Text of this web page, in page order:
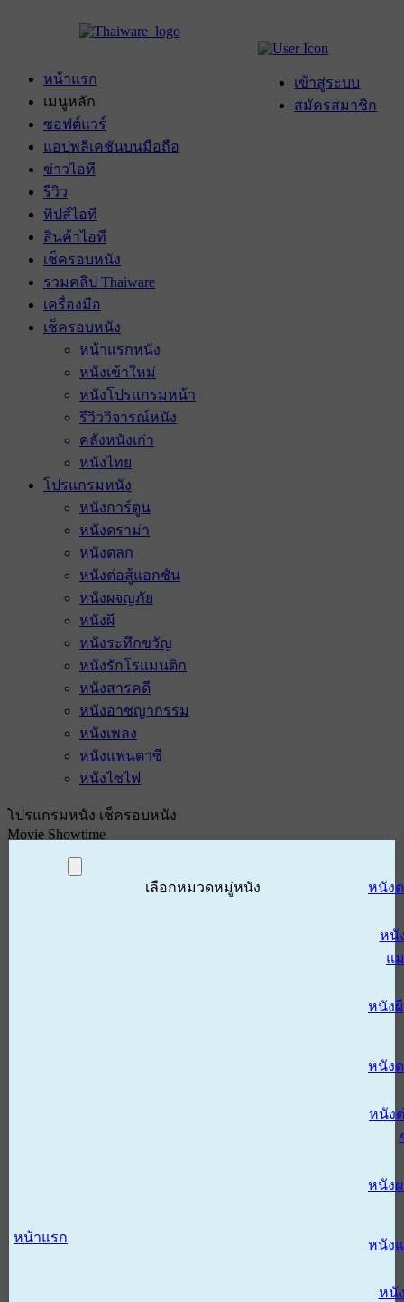
เข้าสู่ระบบ
สมัครสมาชิก
หน้าแรก
เมนูหลัก
ซอฟต์แวร์
แอปพลิเคชันบนมือถือ
ข่าวไอที
รีวิว
ทิปส์ไอที
สินค้าไอที
เช็ครอบหนัง
รวมคลิป Thaiware
เครื่องมือ
เช็ครอบหนัง
หน้าแรกหนัง
หนังเข้าใหม่
หนังโปรแกรมหน้า
รีวิววิจารณ์หนัง
คลังหนังเก่า
หนังไทย
โปรแกรมหนัง
หนังการ์ตูน
หนังดราม่า
หนังตลก
หนังต่อสู้แอกชัน
หนังผจญภัย
หนังผี
หนังระทึกขวัญ
หนังรักโรแมนติก
หนังสารคดี
หนังอาชญากรรม
หนังเพลง
หนังแฟนตาซี
หนังไซไฟ
โปรแกรมหนัง เช็ครอบหนัง
Movie Showtime
หน้าแรก
เลือกหมวดหมู่หนัง หนัง
หนั
แ
หนังผี
หนัง
หนัง
หนัง
หนัง
หนั